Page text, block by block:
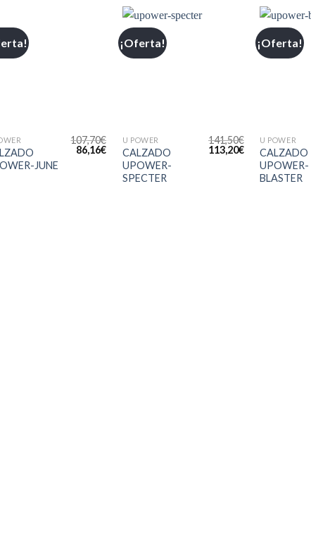
JUNE
107,70€
86,16€
¡Oferta!
U POWER
CALZADO
UPOWER-
SPECTER
141,50€
113,20€
¡Oferta!
U POWER
CALZADO
UPOWER-
BLASTER